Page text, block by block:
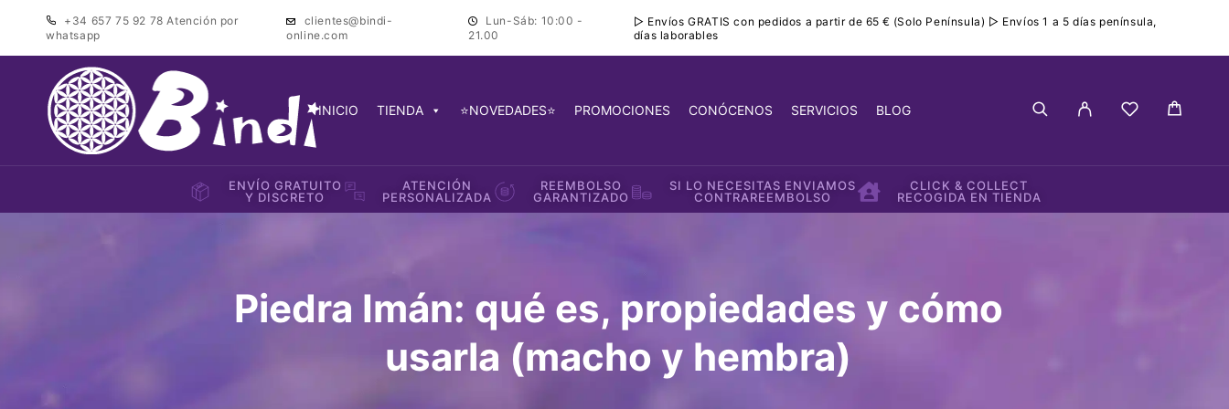
+34 657 75 92 78Atención por
whatsapp
clientes@bindi-
online.com
Lun-Sáb: 10:00 -
21.00
▷ Envíos GRATIS con pedidos a partir de 65 € (Solo Península) ▷ Envíos 1 a 5 días península,
días laborables
INICIO TIENDA ⭐NOVEDADES⭐ PROMOCIONES CONÓCENOS SERVICIOS BLOG
ENVÍO GRATUITO
Y DISCRETO
ATENCIÓN
PERSONALIZADA
REEMBOLSO
GARANTIZADO
SI LO NECESITAS ENVIAMOS
CONTRAREEMBOLSO
CLICK & COLLECT
RECOGIDA EN TIENDA
Piedra Imán: qué es, propiedades y cómo
usarla (macho y hembra)